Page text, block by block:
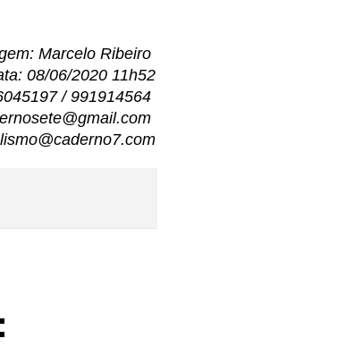
Marcelo Ribeiro
08/06/2020 11h52
/ 991914564